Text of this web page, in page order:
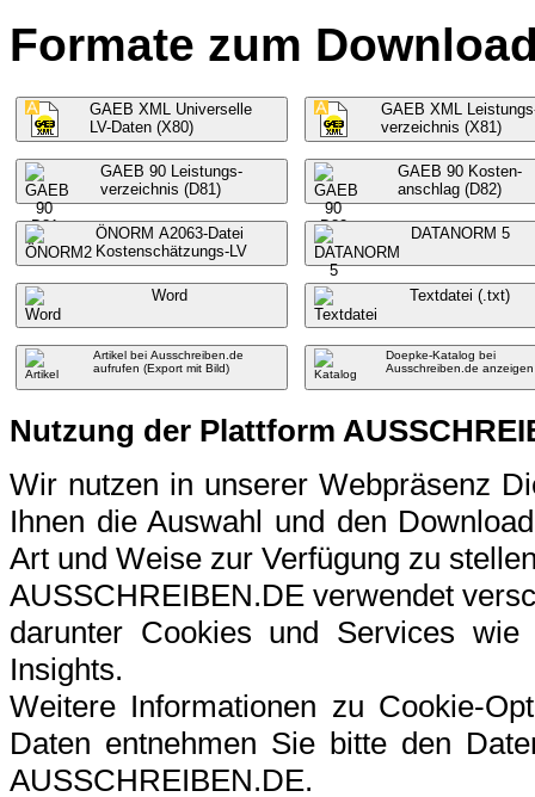
Formate zum
GAEB XML Universelle
LV-Daten (X80)
GAEB XML
verzeichnis (X81)
GAEB 90 Leistungs-
verzeichnis (D81)
GAEB 90 Kosten-
anschlag (D82)
ÖNORM A2063-Datei
Kostenschätzungs-LV
DATANORM 5
Word Textdatei (.txt)
Artikel bei Ausschreiben.de
aufrufen (Export mit Bild)
Doepke-Katalog bei
Ausschreiben.de anzeigen
Nutzung der Plattform
Wir nutzen in unserer Webpräsenz
Ihnen die Auswahl und den
Art und Weise zur Verfügung zu
AUSSCHREIBEN.DE verwendet
darunter Cookies und Services
Insights.
Weitere Informationen zu Cookie-
Daten entnehmen Sie bitte den
AUSSCHREIBEN.DE.